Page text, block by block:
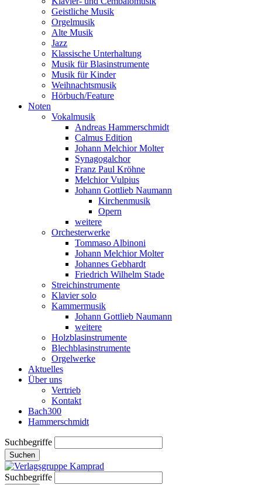
Geistliche Musik
Orgelmusik
Alte Musik
Jazz
Klassische Unterhaltung
Musik für Blasinstrumente
Musik für Kinder
Weihnachtsmusik
Hörbuch/Feature
Noten
Vokalmusik
Andreas Hammerschmidt
Calmus Edition
Johann Melchior Molter
Synagogalchor
Franz Paul Kröhne
Melchior Vulpius
Johann Gottlieb Naumann
Kirchenmusik
Opern
weitere
Orchesterwerke
Tommaso Albinoni
Johann Melchior Molter
Johannes Gebhardt
Friedrich Wilhelm Stade
Streichinstrumente
Klavier solo
Kammermusik
Johann Gottlieb Naumann
weitere
Holzblasinstrumente
Blechblasinstrumente
Orgelwerke
Aktuelles
Über uns
Vertrieb
Kontakt
Bach300
Hammerschmidt
Suchbegriffe
Suchen
Suchbegriffe